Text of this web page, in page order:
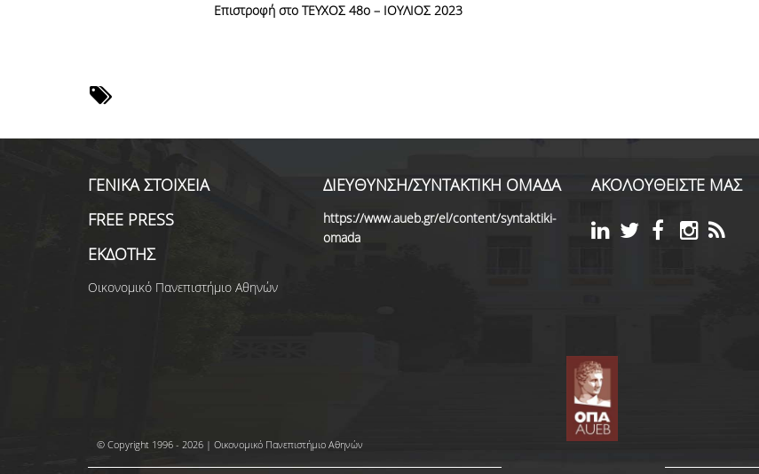
Επιστροφή στο ΤΕΥΧΟΣ 48ο – ΙΟΥΛΙΟΣ 2023
ΓΕΝΙΚΑ ΣΤΟΙΧΕΙΑ
FREE PRESS
ΕΚΔΟΤΗΣ
Οικονομικό Πανεπιστήμιο Αθηνών
ΔΙΕΥΘΥΝΣΗ/ΣΥΝΤΑΚΤΙΚΗ ΟΜΑΔΑ
https://www.aueb.gr/el/content/syntaktiki-
omada
ΑΚΟΛΟΥΘΕΙΣΤΕ ΜΑΣ
© Copyright 1996 - 2026 | Οικονομικό Πανεπιστήμιο Αθηνών